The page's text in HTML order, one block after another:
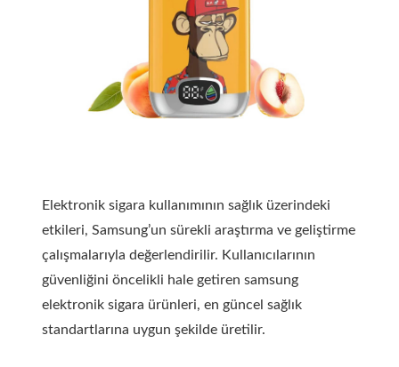
Elektronik sigara kullanımının sağlık üzerindeki
etkileri, Samsung’un sürekli araştırma ve geliştirme
çalışmalarıyla değerlendirilir. Kullanıcılarının
güvenliğini öncelikli hale getiren samsung
elektronik sigara ürünleri, en güncel sağlık
standartlarına uygun şekilde üretilir.